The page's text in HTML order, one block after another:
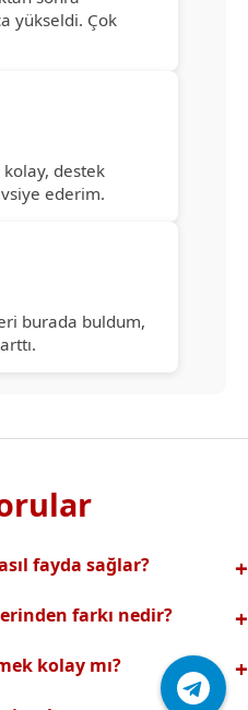
yükseldi. Çok
kolay, destek
ederim.
burada buldum,
fayda sağlar?
farkı nedir?
backlinkler sunuyoruz.
sağlanır.Ayrıca Daha
kolay mı?
arayüzüyle kolayca sipariş